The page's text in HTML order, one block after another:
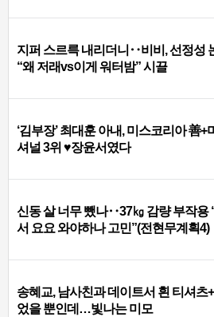
지퍼 스르륵 내리더니‥비비, 선정성
“왜 저래vs이게 워터밤” 시끌
‘김부장’ 최대훈 아내, 미스코리아 善+
셔널 3위 ♥장윤서였다
신동 살 너무 뺐나‥37㎏ 감량 부작용
서 요요 와야하나 고민”(전현무계획4)
송혜교, 남사친과 데이트서 흰 티셔츠
었을 뿐인데…빛나는 미모